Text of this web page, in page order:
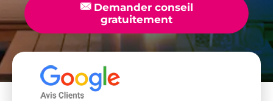
📧Demander conseil
gratuitement